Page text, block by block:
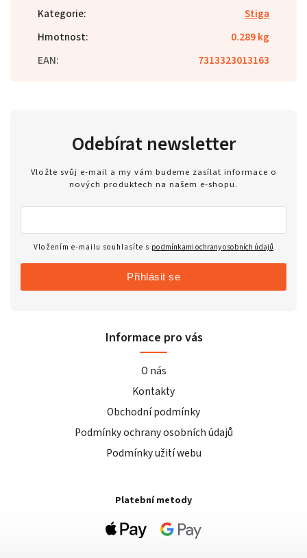
Kategorie:
Stiga
Hmotnost:
0.289 kg
EAN: 7313323013163
Odebírat newsletter
Vložte svůj e-mail a my vám budeme zasílat informace o
nových produktech na našem e-shopu.
Vložením e-mailu souhlasíte s podmínkami ochrany osobních údajů
Přihlásit se
Informace pro vás
O nás
Kontakty
Obchodní podmínky
Podmínky ochrany osobních údajů
Podmínky užití webu
Platební metody